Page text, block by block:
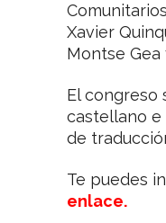
Xavier
Montse Gea
El congreso
castellano e
de
Te puedes
enlace.